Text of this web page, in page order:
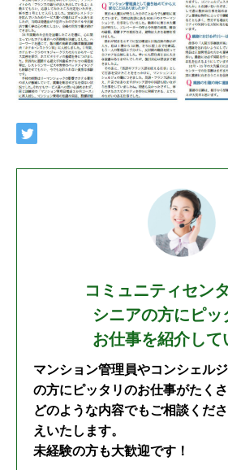
コミュニティセン
シニアの方にピッ
お仕事を紹介して
マンション管理員やコンシェル
の方にピッタリのお仕事がたくさ
どのような内容でもご相談くだ
えいたします。
未経験の方も大歓迎です！